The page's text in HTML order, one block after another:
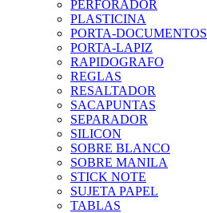
PERFORADOR
PLASTICINA
PORTA-DOCUMENTOS
PORTA-LAPIZ
RAPIDOGRAFO
REGLAS
RESALTADOR
SACAPUNTAS
SEPARADOR
SILICON
SOBRE BLANCO
SOBRE MANILA
STICK NOTE
SUJETA PAPEL
TABLAS